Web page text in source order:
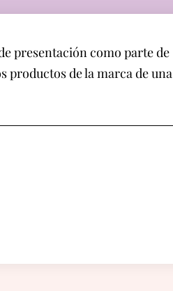
presentación como parte de
productos de la marca de una